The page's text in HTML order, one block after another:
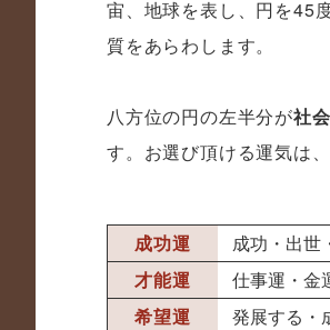
宙、地球を表し、円を45
質をあらわします。
八方位の円の左半分が社
す。お選び頂ける運気は、
成功運
成功・出世
才能運
仕事運・金
希望運
発展する・